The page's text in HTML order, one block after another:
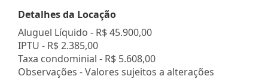
Detalhes da Locação
Aluguel Líquido - R$ 45.900,00
IPTU - R$ 2.385,00
Taxa condominial - R$ 5.608,00
Observações - Valores sujeitos a alterações